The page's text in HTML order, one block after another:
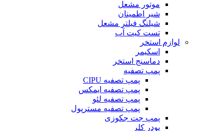
موتور مشعل
شیر اطمینان
شیلنگ فیلتر مشعل
تست کیت آب
لوازم استخر
اسکیمر
دماسنج استخر
پمپ تصفیه
پمپ تصفیه CIPU
پمپ تصفیه ایمکس
پمپ تصفیه لئو
پمپ تصفیه مسترپول
پمپ جت جکوزی
پودر کلر